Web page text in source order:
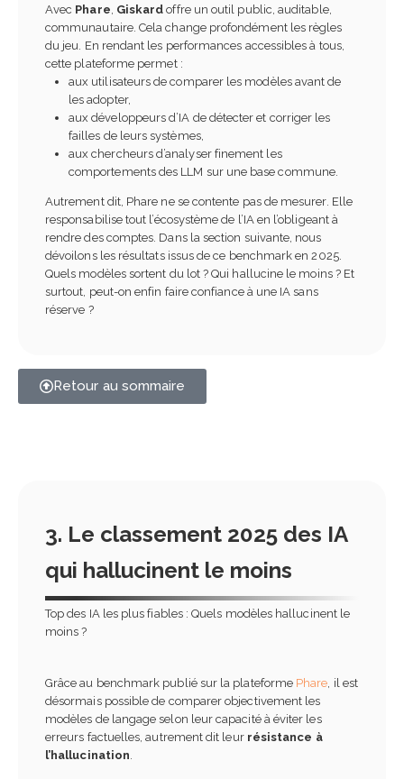
Avec Phare, Giskard offre un outil public, auditable,
communautaire. Cela change profondément les règles
du jeu. En rendant les performances accessibles à tous,
cette plateforme permet :
aux utilisateurs de comparer les modèles avant de
les adopter,
aux développeurs d’IA de détecter et corriger les
failles de leurs systèmes,
aux chercheurs d’analyser finement les
comportements des LLM sur une base commune.
Autrement dit, Phare ne se contente pas de mesurer. Elle
responsabilise tout l’écosystème de l’IA en l’obligeant à
rendre des comptes. Dans la section suivante, nous
dévoilons les résultats issus de ce benchmark en 2025.
Quels modèles sortent du lot ? Qui hallucine le moins ? Et
surtout, peut-on enfin faire confiance à une IA sans
réserve ?
Retour au sommaire
3. Le classement 2025 des IA
qui hallucinent le moins
Top des IA les plus fiables : Quels modèles hallucinent le
moins ?
Grâce au benchmark publié sur la plateforme Phare , il est
désormais possible de comparer objectivement les
modèles de langage selon leur capacité à éviter les
erreurs factuelles, autrement dit leur résistance à
l’hallucination